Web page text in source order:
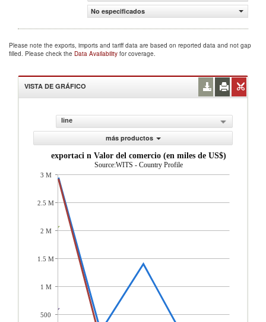
No especificados
Please note the exports, imports and tariff data are based on reported data and not gap
filled. Please check the Data Availability for coverage.
VISTA DE GRÁFICO
line
más productos
exportaci n Valor del comercio (en miles de US$)
Source:WITS - Country Profile
3 M
2.5 M
2 M
1.5 M
1 M
500